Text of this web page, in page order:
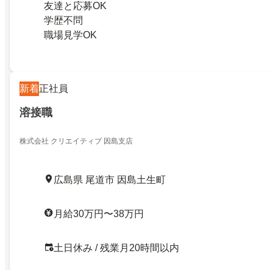
友達と応募OK
学歴不問
職場見学OK
新着正社員
溶接職
株式会社 クリエイティブ 因島支店
広島県 尾道市 因島土生町
月給30万円〜38万円
土日休み / 残業月20時間以内